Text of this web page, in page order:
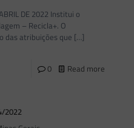
DE 2022 Institui o
– Recicla+. O
das atribuições que […]
0 Read more
2022